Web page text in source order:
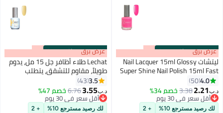
00m:00s
·باقي 100% عرض برق
ليتشات Nail Lacquer 15ml Glossy
Super Shine Nail Polish 15ml Fast
Dry Long Lasting Nail Enamel
Nobility Nail Paint No Need UV LED
Lamp No curing Nails Color
4.0
50
د.ب‏2.21
3.38خصم 34%
أقل سعر في 30 يوم
أقل سعر في 30 يوم
لك رصيد مسترجع 10% + 2
00m:00s
·باقي 100% عرض برق
Lechat طلاء أظافر جل 15 مل، يدوم
طويلاً، مقاوم للتشقق، يتطلب
التجفيف تحت مصباح الأشعة فوق
البنفسجية LED Lemon Drop
Nbgp76
3.5
43
د.ب‏3.55
6.76خصم 47%
أقل سعر في 30 يوم
أقل سعر في 30 يوم
لك رصيد مسترجع 10% + 2